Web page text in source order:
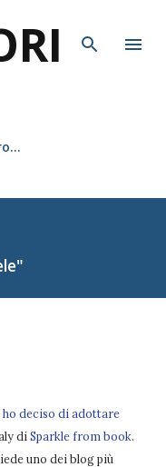
deciso di adottare
di Sparkle from book.
uno dei blog più